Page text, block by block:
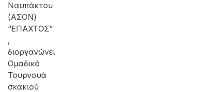
Ναυπάκτου
(ΑΣΟΝ)
“ΕΠΑΧΤΟΣ”
,
διοργανώνει
Ομαδικό
Τουρνουά
σκακιού